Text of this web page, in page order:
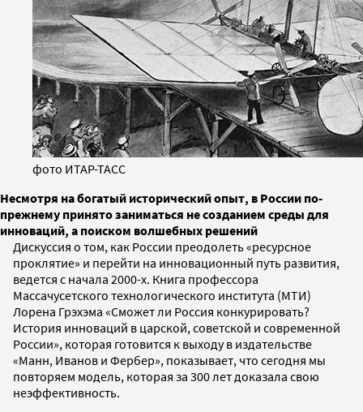
фото ИТАР-ТАСС
Несмотря на богатый исторический опыт, в России по-
прежнему принято заниматься не созданием среды для
инноваций, а поиском волшебных решений
Дискуссия о том, как России преодолеть «ресурсное
проклятие» и перейти на инновационный путь развития,
ведется с начала 2000-х. Книга профессора
Массачусетского технологического института (МТИ)
Лорена Грэхэма «Сможет ли Россия конкурировать?
История инноваций в царской, советской и современной
России», которая готовится к выходу в издательстве
«Манн, Иванов и Фербер», показывает, что сегодня мы
повторяем модель, которая за 300 лет доказала свою
неэффективность.